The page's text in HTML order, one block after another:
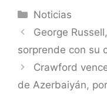
Categorías
Noticias
George
sorprende con su
Crawford
de Azerbaiyán,